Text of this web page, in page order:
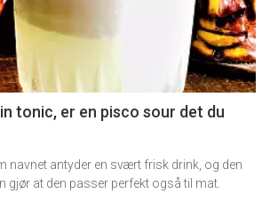
tonic, er en pisco sour det du
navnet antyder en svært frisk drink, og den
gjør at den passer perfekt også til mat.